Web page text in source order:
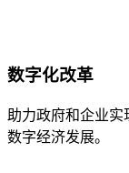
数字化改革
助力政府和企业
数字经济发展。